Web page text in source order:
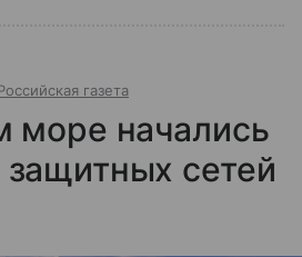
газета
море начались
сетей